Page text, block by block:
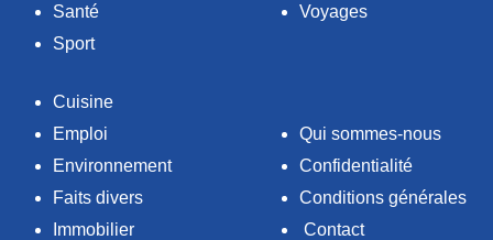
Santé
Sport
Voyages
Cuisine
Emploi
Environnement
Faits divers
Immobilier
Qui sommes-nous
Confidentialité
Conditions générales
Contact